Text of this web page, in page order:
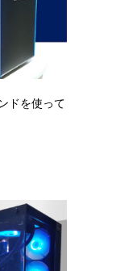
ドを使って